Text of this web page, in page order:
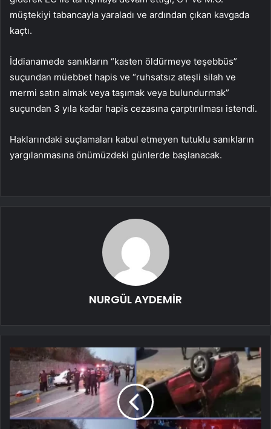
müştekiyi tabancayla yaraladı ve ardından çıkan kavgada
kaçtı.
İddianamede sanıkların “kasten öldürmeye teşebbüs”
suçundan müebbet hapis ve “ruhsatsız ateşli silah ve
mermi satın almak veya taşımak veya bulundurmak”
suçundan 3 yıla kadar hapis cezasına çarptırılması istendi.
Haklarındaki suçlamaları kabul etmeyen tutuklu sanıkların
yargılanmasına önümüzdeki günlerde başlanacak.
NURGÜL AYDEMİR